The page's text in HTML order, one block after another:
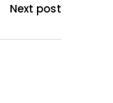
Next post